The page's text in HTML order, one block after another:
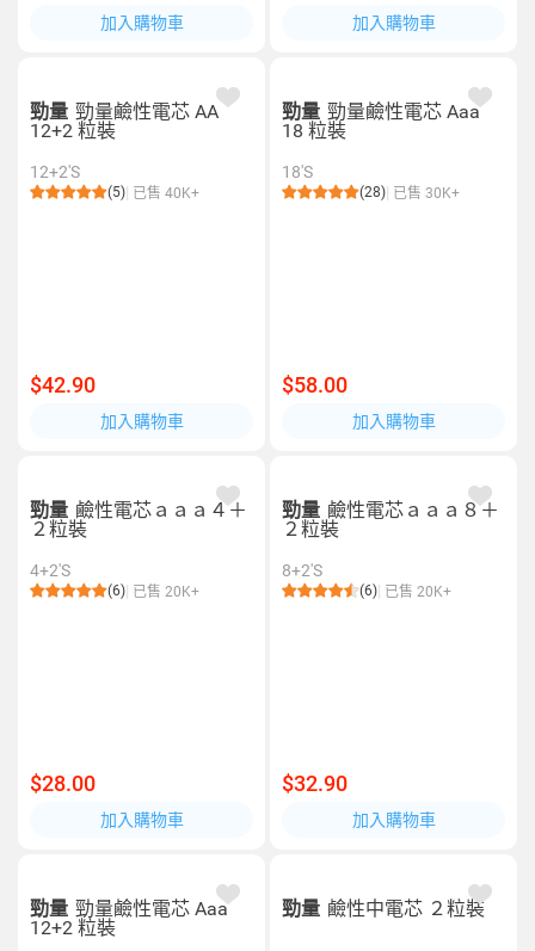
加入購物車 加入購物車
勁量 勁量鹼性電芯 AA
12+2 粒裝
12+2'S
(5) 已售 40K+
$42.90
加入購物車
勁量 勁量鹼性電芯 Aaa
18 粒裝
18'S
(28) 已售 30K+
$58.00
加入購物車
勁量 鹼性電芯ａａａ４＋
２粒裝
4+2'S
(6) 已售 20K+
$28.00
加入購物車
勁量 鹼性電芯ａａａ８＋
２粒裝
8+2'S
(6) 已售 20K+
$32.90
加入購物車
勁量 勁量鹼性電芯 Aaa
12+2 粒裝
勁量 鹼性中電芯 ２粒裝